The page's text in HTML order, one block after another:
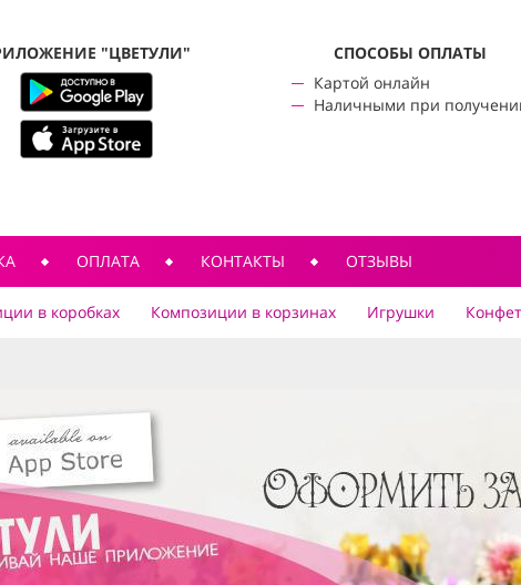
"ЦВЕТУЛИ"
CПОСОБЫ ОПЛАТЫ
Картой онлайн
Наличными при
ОПЛАТА КОНТАКТЫ ОТЗЫВЫ
в коробках Композиции в корзинах Игрушки